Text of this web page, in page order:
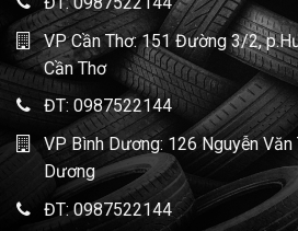
VP Cần Thơ: 151 Đường 3/2,
Cần Thơ
ĐT: 0987522144
VP Bình Dương: 126 Nguyễn Văn
Dương
ĐT: 0987522144